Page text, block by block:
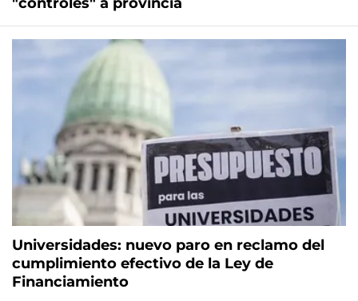
Universidades: nuevo paro en reclamo del
cumplimiento efectivo de la Ley de
Financiamiento